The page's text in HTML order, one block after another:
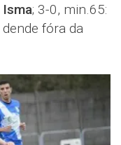
Isma; 3-0, min.65:
dende fóra da